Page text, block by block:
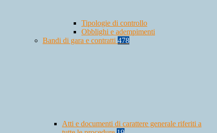
Tipologie di controllo
Obblighi e adempimenti
Bandi di gara e contratti 478
Atti e documenti di carattere generale riferiti a